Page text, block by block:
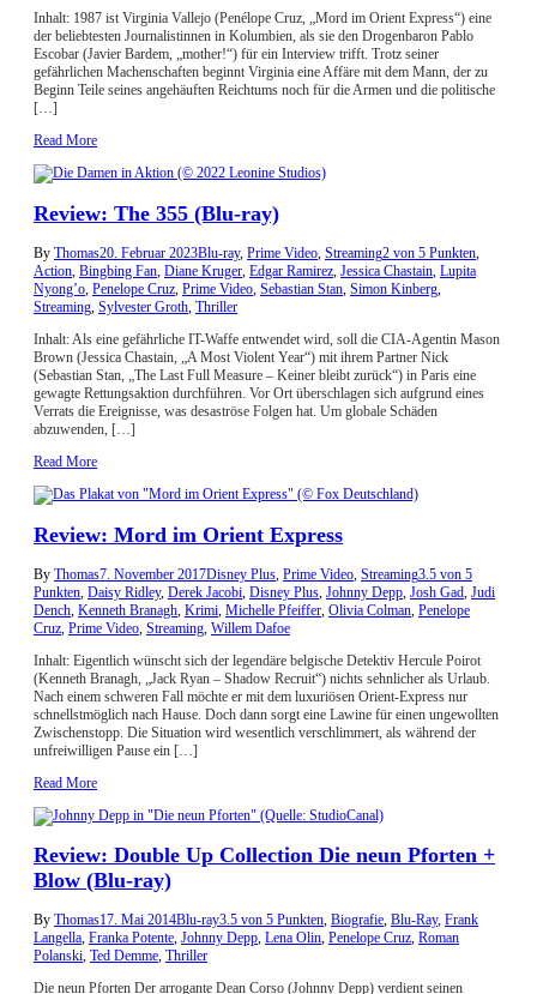
Inhalt: 1987 ist Virginia Vallejo (Penélope Cruz, „Mord im Orient Express“) eine
der beliebtesten Journalistinnen in Kolumbien, als sie den Drogenbaron Pablo
Escobar (Javier Bardem, „mother!“) für ein Interview trifft. Trotz seiner
gefährlichen Machenschaften beginnt Virginia eine Affäre mit dem Mann, der zu
Beginn Teile seines angehäuften Reichtums noch für die Armen und die politische
[…]
Read More
Review: The 355 (Blu-ray)
By Thomas20. Februar 2023Blu-ray, Prime Video Streaming2 von 5 Punkten
Action Bingbing Fan Diane Kruger Edgar Ramirez Jessica Chastain Lupita
Nyong’o Penelope Cruz Prime Video Sebastian Stan Simon Kinberg
Streaming Sylvester Groth Thriller
Inhalt: Als eine gefährliche IT-Waffe entwendet wird, soll die CIA-Agentin Mason
Brown (Jessica Chastain, „A Most Violent Year“) mit ihrem Partner Nick
(Sebastian Stan, „The Last Full Measure – Keiner bleibt zurück“) in Paris eine
gewagte Rettungsaktion durchführen. Vor Ort überschlagen sich aufgrund eines
Verrats die Ereignisse, was desaströse Folgen hat. Um globale Schäden
abzuwenden, […]
Read More
Review: Mord im Orient Express
By Thomas7. November 2017Disney Plus Prime Video Streaming3.5 von 5
Punkten Daisy Ridley, Derek Jacobi Disney Plus Johnny Depp Josh Gad Judi
Dench Kenneth Branagh Krimi Michelle Pfeiffer Olivia Colman Penelope
Cruz Prime Video Streaming Willem Dafoe
Inhalt: Eigentlich wünscht sich der legendäre belgische Detektiv Hercule Poirot
(Kenneth Branagh, „Jack Ryan – Shadow Recruit“) nichts sehnlicher als Urlaub.
Nach einem schweren Fall möchte er mit dem luxuriösen Orient-Express nur
schnellstmöglich nach Hause. Doch dann sorgt eine Lawine für einen ungewollten
Zwischenstopp. Die Situation wird wesentlich verschlimmert, als während der
unfreiwilligen Pause ein […]
Read More
Review: Double Up Collection Die neun Pforten +
Blow (Blu-ray)
By Thomas17. Mai 2014Blu-ray3.5 von 5 Punkten, Biografie, Blu-Ray, Frank
Langella, Franka Potente, Johnny Depp, Lena Olin, Penelope Cruz, Roman
Polanski, Ted Demme, Thriller
Die neun Pforten Der arrogante Dean Corso (Johnny Depp) verdient seinen